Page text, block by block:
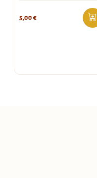
5,00€